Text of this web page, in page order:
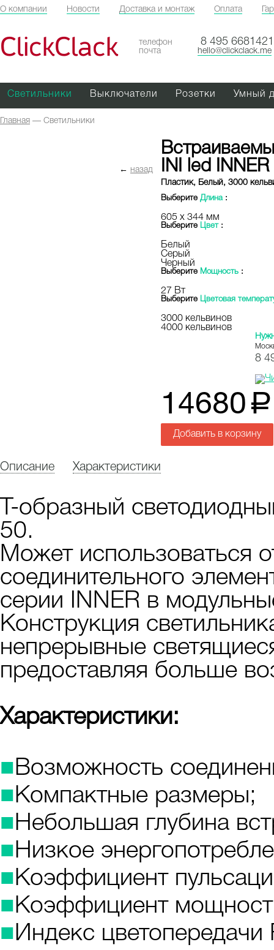
О компании Новости Доставка и монтаж Оплата
ClickClack телефон 8 495 6681421
почта hello@clickclack.me
Светильники Выключатели Розетки Умный
Главная — Светильники
← назад
INI led
Пластик, Белый, 3000
Выберите Длина :
605 х 344 мм
Выберите Цвет :
Белый
Серый
Черный
Выберите Мощность :
27 Вт
Выберите Цветовая
3000 кельвинов
4000 кельвинов
8
14680 a
Добавить в корзину
Описание Характеристики
Т-образный
50.
Может использоваться
соединительного
серии INNER в
Конструкция
непрерывные
предоставляя больше
Характеристики:
■ Возможность
■ Компактные размеры;
■ Небольшая глубина
■ Низкое
■ Коэффициент
■ Коэффициент
■ Индекс цветопередачи